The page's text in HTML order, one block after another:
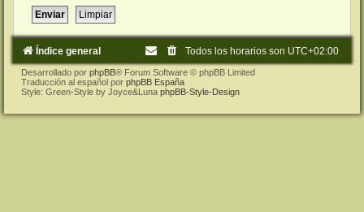
Índice general Todos los horarios son UTC+02:00
Desarrollado por phpBB® Forum Software © phpBB Limited
Traducción al español por phpBB España
Style: Green-Style by Joyce&Luna phpBB-Style-Design